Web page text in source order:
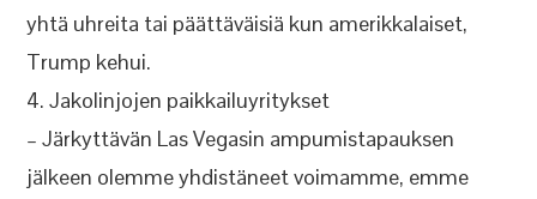
yhtä uhreita tai päättäväisiä kun amerikkalaiset,
Trump kehui.
4. Jakolinjojen paikkailuyritykset
– Järkyttävän Las Vegasin ampumistapauksen
jälkeen olemme yhdistäneet voimamme, emme